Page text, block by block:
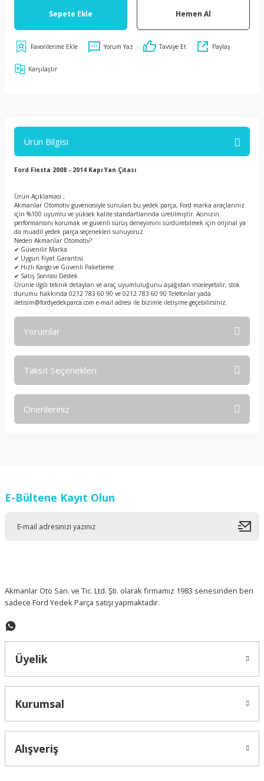
Sepete Ekle Hemen Al
Yorum Yaz Tavsiye Et Paylaş
Karşılaştır
Ürün Bilgisi
Ford Fiesta 2008 - 2014 Kapı Yan Çıtası
Ürün Açıklaması ;
Akmanlar Otomotiv güvencesiyle sunulan bu yedek parça, Ford marka araçlarınız
için %100 uyumlu ve yüksek kalite standartlarında üretilmiştir. Acınızın
performansını korumak ve güvenli sürüş deneyimini sürdürebilmek için orijinal ya
da muadil yedek parça seçenekleri sunuyoruz.
Neden Akmanlar Otomotiv?
✔ Güvenilir Marka
✔ Uygun Fiyat Garantisi
✔ Hızlı Kargo ve Güvenli Paketleme
✔ Satış Sonrası Destek
Ürünle ilgili teknik detayları ve araç uyumluluğunu aşağıdan inceleyebilir, stok
durumu hakkında 0212 783 60 90 ve 0212 783 60 90 Telefonlar yada
iletisim@fordyedekparca.com e-mail adresi ile bizimle iletişime geçebilirsiniz.
Yorumlar
Taksit Seçenekleri
Önerileriniz
Ürün resmi kalitesiz, bozuk veya görüntülenemiyor.
E-Bültene Kayıt Olun
Akmanlar Oto San. ve Tic. Ltd. Şti. olarak firmamız 1983 senesinden beri
sadece Ford Yedek Parça satışı yapmaktadır.
Üyelik
Kurumsal
Alışveriş